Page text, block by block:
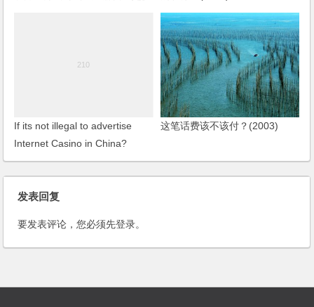
If its not illegal to advertise
Internet Casino in China?
(2002)
这笔话费该不该付？(2003)
发表回复
要发表评论，您必须先登录。